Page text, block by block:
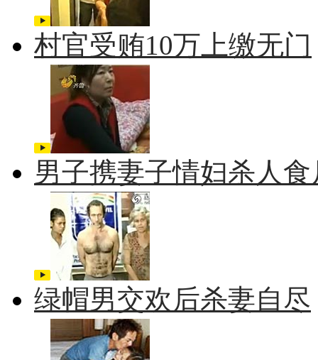
村官受贿10万上缴无门
男子携妻子情妇杀人食
绿帽男交欢后杀妻自尽